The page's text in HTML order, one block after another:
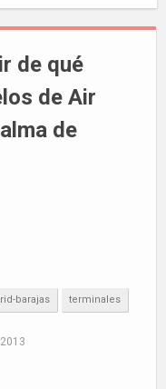
de qué
de Air
de
barajas terminales